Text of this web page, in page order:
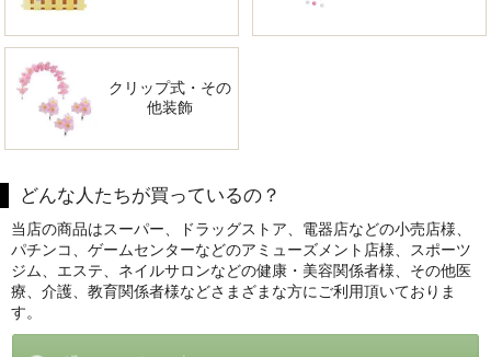
クリップ式・その
他装飾
どんな人たちが買っているの？
当店の商品はスーパー、ドラッグストア、電器店などの小売店様、
パチンコ、ゲームセンターなどのアミューズメント店様、スポーツ
ジム、エステ、ネイルサロンなどの健康・美容関係者様、その他医
療、介護、教育関係者様などさまざまな方にご利用頂いておりま
す。